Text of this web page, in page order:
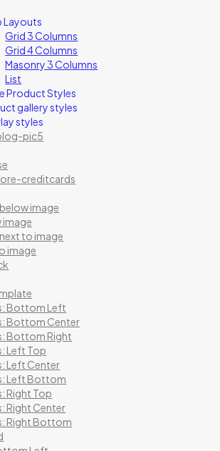
Layouts
Grid 3 Columns
Grid 4 Columns
Masonry 3 Columns
List
Product Styles
gallery styles
styles
pic5
creditcards
image
image
to image
image
Bottom Left
Bottom Center
Bottom Right
Left Top
Left Center
Left Bottom
Right Top
Right Center
Right Bottom